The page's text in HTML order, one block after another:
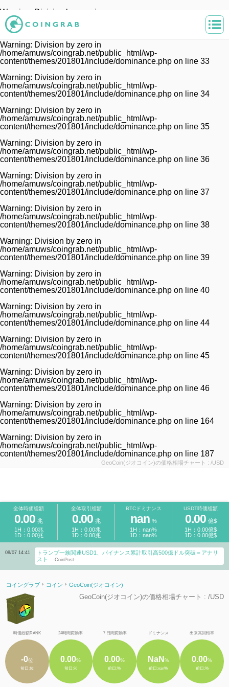
Warning
: Division by zero in
/home/amuws/coingrab.net/public_html/wp-
content/themes/201801/include/dominance.php
32
Warning: Division by zero in
/home/amuws/coingrab.net/public_html/wp-
content/themes/201801/include/dominance.php on line 33
Warning: Division by zero in
/home/amuws/coingrab.net/public_html/wp-
content/themes/201801/include/dominance.php on line 34
Warning: Division by zero in
/home/amuws/coingrab.net/public_html/wp-
content/themes/201801/include/dominance.php on line 35
Warning: Division by zero in
/home/amuws/coingrab.net/public_html/wp-
content/themes/201801/include/dominance.php on line 36
Warning: Division by zero in
/home/amuws/coingrab.net/public_html/wp-
content/themes/201801/include/dominance.php on line 37
Warning: Division by zero in
/home/amuws/coingrab.net/public_html/wp-
content/themes/201801/include/dominance.php on line 38
Warning: Division by zero in
/home/amuws/coingrab.net/public_html/wp-
content/themes/201801/include/dominance.php on line 39
Warning: Division by zero in
/home/amuws/coingrab.net/public_html/wp-
content/themes/201801/include/dominance.php on line 40
Warning: Division by zero in
/home/amuws/coingrab.net/public_html/wp-
content/themes/201801/include/dominance.php on line 44
Warning: Division by zero in
/home/amuws/coingrab.net/public_html/wp-
content/themes/201801/include/dominance.php on line 45
Warning: Division by zero in
/home/amuws/coingrab.net/public_html/wp-
content/themes/201801/include/dominance.php on line 46
Warning: Division by zero in
/home/amuws/coingrab.net/public_html/wp-
content/themes/201801/include/dominance.php on line 164
Warning: Division by zero in
/home/amuws/coingrab.net/public_html/wp-
content/themes/201801/include/dominance.php on line 187
GeoCoin(ジオコイン)の価格相場チャート : /USD
全体時価総額 全体取引総額 BTCドミナンス USDT時価総額
0.00 兆
1H：0.00兆
1D：0.00兆
0.00 兆
1H：0.00兆
1D：0.00兆
nan %
1H：nan%
1D：nan%
0.00 億$
1H：0.00億$
1D：0.00億$
08/07 14:41
トランプ一族関連USD1、バイナンス累計取引高500億ドル突破＝アナリ
スト
-CoinPost-
コイングラブ コイン GeoCoin(ジオコイン)
GeoCoin(ジオコイン)の価格相場チャート : /USD
時価総額RANK
-0位
前日:位
24時間変動率
0.00%
前日:%
７日間変動率
0.00%
前日:%
ドミナンス
NaN %
前日:nan%
出来高回転率
0.00%
前日:%